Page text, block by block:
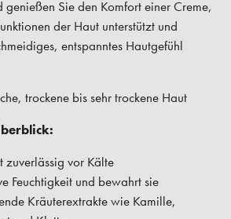
Sie den Komfort einer Creme,
der Haut unterstützt und
entspanntes Hautgefühl
trockene bis sehr trockene Haut
zuverlässig vor Kälte
Feuchtigkeit und bewahrt sie
Kräuterextrakte wie Kamille,